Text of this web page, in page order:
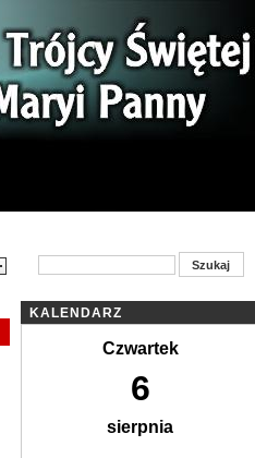
KALENDARZ
Czwartek
6
sierpnia